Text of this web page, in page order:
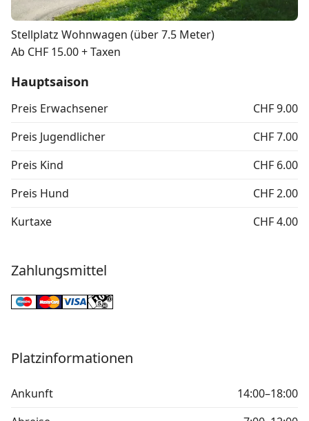
Stellplatz Wohnwagen (über 7.5 Meter)
Ab CHF 15.00 + Taxen
Hauptsaison
Preis Erwachsener
CHF 9.00
Preis Jugendlicher
CHF 7.00
Preis Kind
CHF 6.00
Preis Hund
CHF 2.00
Kurtaxe
CHF 4.00
Zahlungsmittel
Platzinformationen
Ankunft
14:00–18:00